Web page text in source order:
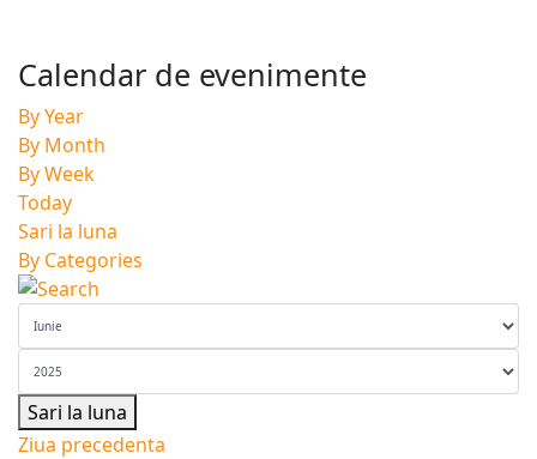
Calendar de evenimente
By Year
By Month
By Week
Today
Sari la luna
By Categories
Sari la luna
Ziua precedenta